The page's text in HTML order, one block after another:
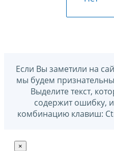
Если Вы заметили на
мы будем
Выделите текст,
содержит ошибку,
комбинацию клавиш:
×